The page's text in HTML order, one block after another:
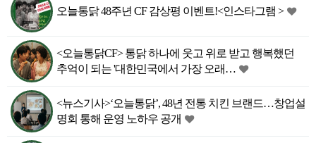
오늘통닭 48주년 CF 감상평 이벤트!<인스타그램 >
<오늘통닭CF> 통닭 하나에 웃고 위로 받고 행복했던
추억이 되는 '대한민국에서 가장 오래…
<뉴스기사>‘오늘통닭’, 48년 전통 치킨 브랜드…창업설
명회 통해 운영 노하우 공개